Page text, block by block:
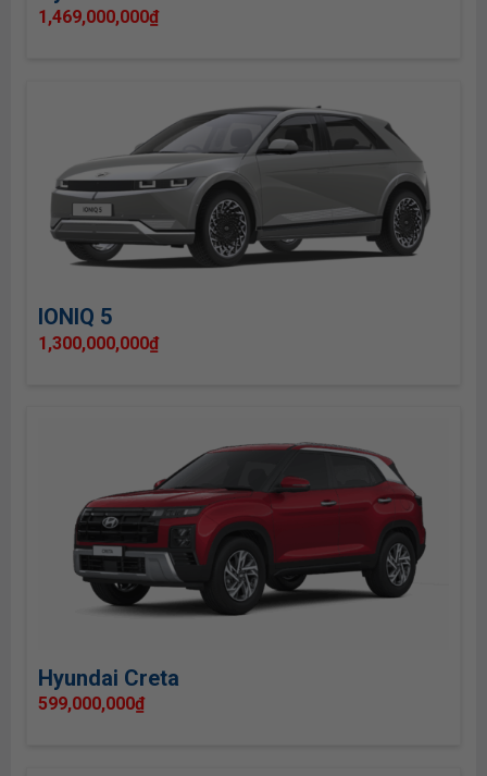
1,469,000,000₫
IONIQ 5
1,300,000,000₫
Hyundai Creta
599,000,000₫